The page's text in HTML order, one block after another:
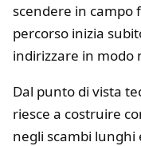
scendere in campo
percorso inizia
indirizzare in modo
Dal punto di vista
riesce a costruire
negli scambi lunghi